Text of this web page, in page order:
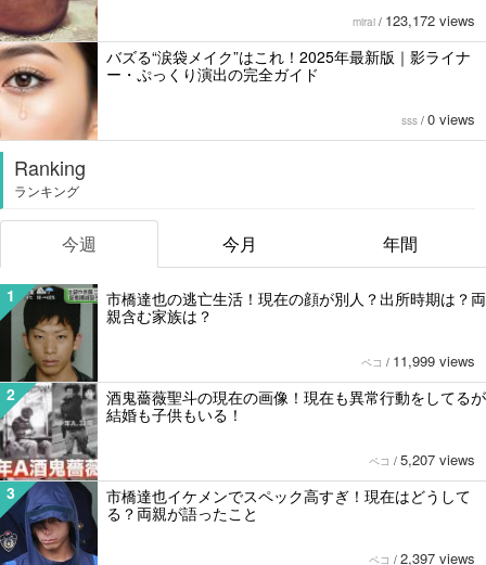
mirai / 123,172 views
バズる“涙袋メイク”はこれ！2025年最新版｜影ライナ
ー・ぷっくり演出の完全ガイド
sss / 0 views
Ranking
ランキング
今週 今月 年間
1
市橋達也の逃亡生活！現在の顔が別人？出所時期は？両
親含む家族は？
ペコ / 11,999 views
2
酒鬼薔薇聖斗の現在の画像！現在も異常行動をしてるが
結婚も子供もいる！
ペコ / 5,207 views
3
市橋達也イケメンでスペック高すぎ！現在はどうして
る？両親が語ったこと
ペコ / 2,397 views